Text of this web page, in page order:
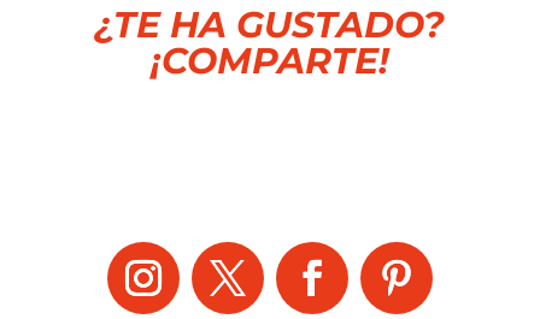
¿TE HA GUSTADO?
¡COMPARTE!